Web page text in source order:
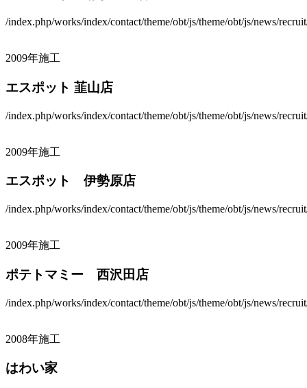
/index.php/works/index/contact/theme/obt/js/theme/obt/js/news/
2009年施工
エスポット 韮山店
/index.php/works/index/contact/theme/obt/js/theme/obt/js/news/
2009年施工
エスポット 伊勢原店
/index.php/works/index/contact/theme/obt/js/theme/obt/js/news/
2009年施工
ポテトマミー 西沢田店
/index.php/works/index/contact/theme/obt/js/theme/obt/js/news/
2008年施工
はわい家